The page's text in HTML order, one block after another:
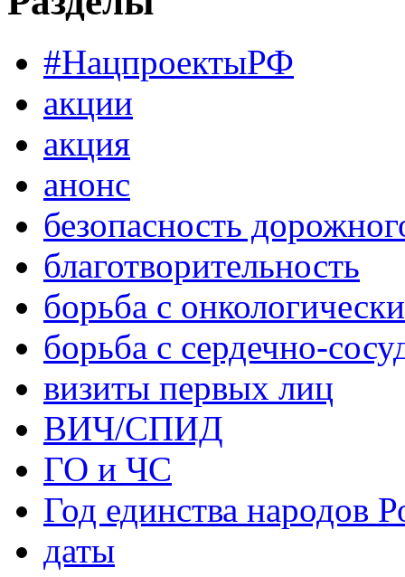
#НацпроектыРФ
акции
акция
анонс
безопасность
благотворительность
борьба с
борьба с сердечно-
визиты первых лиц
ВИЧ/СПИД
ГО и ЧС
Год единства народов
даты